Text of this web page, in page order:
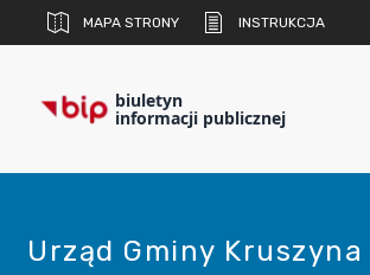
MAPA STRONY INSTRUKCJA
biuletyn
informacji publicznej
Urząd Gminy Kruszyna